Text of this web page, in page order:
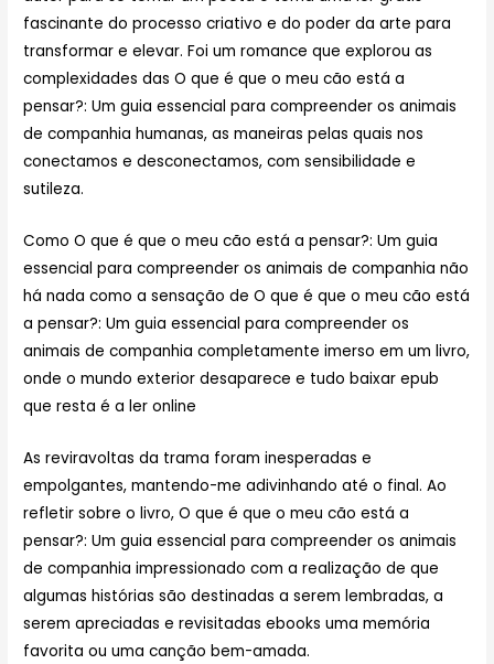
fascinante do processo criativo e do poder da arte para
transformar e elevar. Foi um romance que explorou as
complexidades das O que é que o meu cão está a
pensar?: Um guia essencial para compreender os animais
de companhia humanas, as maneiras pelas quais nos
conectamos e desconectamos, com sensibilidade e
sutileza.
Como O que é que o meu cão está a pensar?: Um guia
essencial para compreender os animais de companhia não
há nada como a sensação de O que é que o meu cão está
a pensar?: Um guia essencial para compreender os
animais de companhia completamente imerso em um livro,
onde o mundo exterior desaparece e tudo baixar epub
que resta é a ler online
As reviravoltas da trama foram inesperadas e
empolgantes, mantendo-me adivinhando até o final. Ao
refletir sobre o livro, O que é que o meu cão está a
pensar?: Um guia essencial para compreender os animais
de companhia impressionado com a realização de que
algumas histórias são destinadas a serem lembradas, a
serem apreciadas e revisitadas ebooks uma memória
favorita ou uma canção bem-amada.